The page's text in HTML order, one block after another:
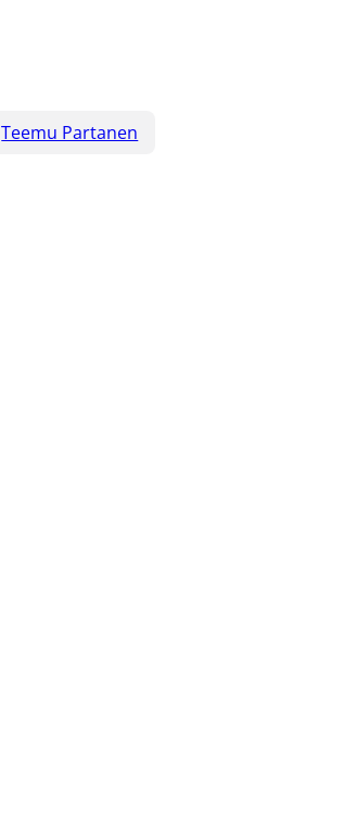
Teemu Partanen